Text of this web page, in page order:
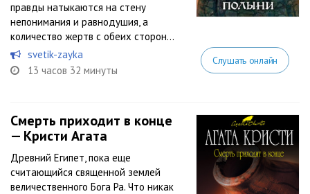
правды натыкаются на стену
непонимания и равнодушия, а
количество жертв с обеих сторон...
svetik-zayka
13 часов 32 минуты
Слушать онлайн
Смерть приходит в конце
— Кристи Агата
Древний Египет, пока еще
считающийся священной землей
величественного Бога Ра. Что никак